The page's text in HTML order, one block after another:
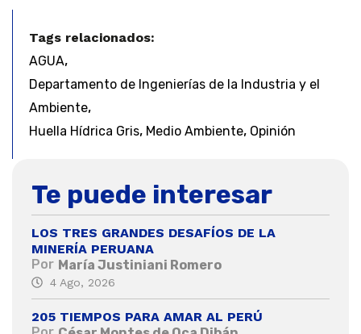
Tags relacionados:
AGUA,
Departamento de Ingenierías de la Industria y el
Ambiente,
Huella Hídrica Gris, Medio Ambiente, Opinión
Te puede interesar
LOS TRES GRANDES DESAFÍOS DE LA
MINERÍA PERUANA
Por María Justiniani Romero
4 Ago, 2026
205 TIEMPOS PARA AMAR AL PERÚ